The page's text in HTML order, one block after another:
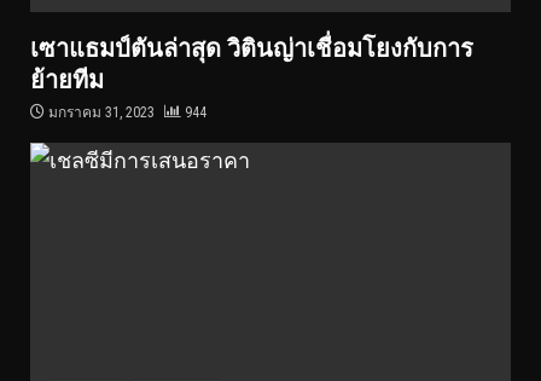
เซาแธมป์ตันล่าสุด วิตินญ่าเชื่อมโยงกับการ
ย้ายทีม
มกราคม 31, 2023 944